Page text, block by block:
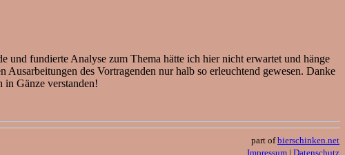
und fundierte Analyse zum Thema hätte ich hier nicht erwartet und hänge
des Vortragenden nur halb so erleuchtend gewesen. Danke
in Gänze verstanden!
part ofbierschinken.net
Impressum | Datenschutz